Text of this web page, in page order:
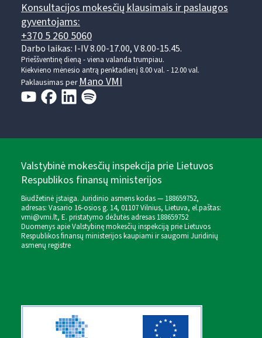
Konsultacijos mokesčių klausimais ir paslaugos
gyventojams:
+370 5 260 5060
Darbo laikas: I-IV 8.00-17.00, V 8.00-15.45.
Prieššventinę dieną - viena valanda trumpiau.
Kiekvieno mėnesio antrą penktadienį 8.00 val. - 12.00 val.
Paklausimas perMano VMI
Valstybinė mokesčių inspekcija prie Lietuvos
Respublikos finansų ministerijos
Biudžetinė įstaiga. Juridinio asmens kodas — 188659752,
adresas: Vasario 16-osios g. 14, 01107 Vilnius, Lietuva, el.paštas:
vmi@vmi.lt, E. pristatymo dėžutės adresas 188659752
Duomenys apie Valstybinę mokesčių inspekciją prie Lietuvos
Respublikos finansų ministerijos kaupiami ir saugomi Juridinių
asmenų registre